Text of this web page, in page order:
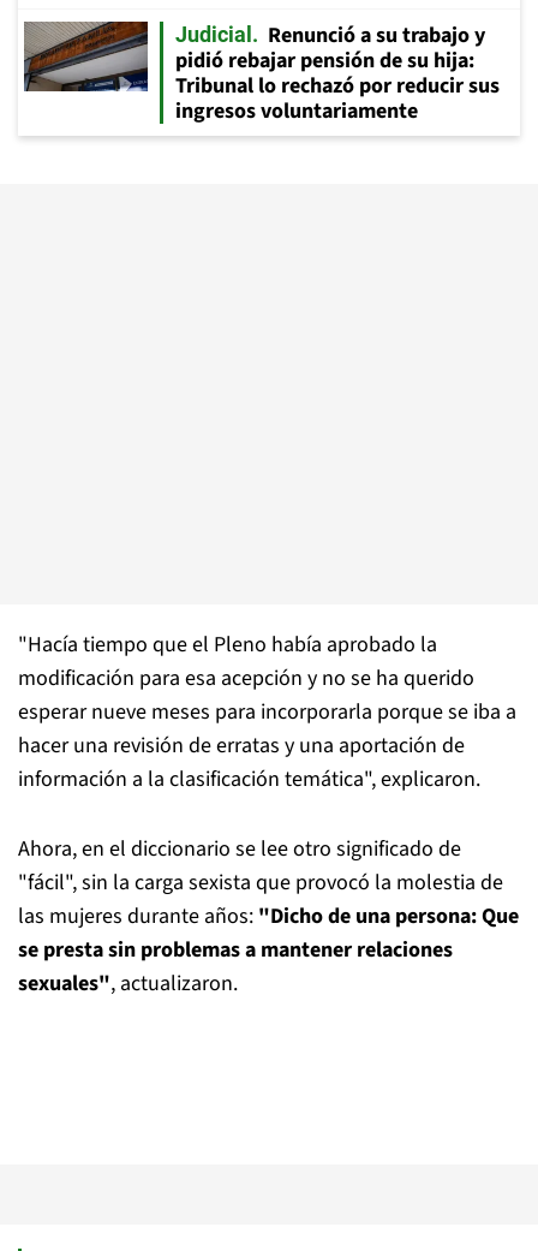
Judicial
Renunció a su trabajo y
pidió rebajar pensión de su hija:
Tribunal lo rechazó por reducir sus
ingresos voluntariamente
"Hacía tiempo que el Pleno había aprobado la
modificación para esa acepción y no se ha querido
esperar nueve meses para incorporarla porque se iba a
hacer una revisión de erratas y una aportación de
información a la clasificación temática", explicaron.
Ahora, en el diccionario se lee otro significado de
"fácil", sin la carga sexista que provocó la molestia de
las mujeres durante años: "Dicho de una persona: Que
se presta sin problemas a mantener relaciones
sexuales", actualizaron.